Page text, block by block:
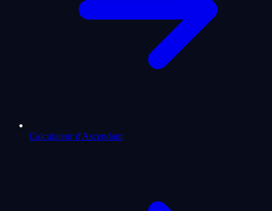
Calculateur d'Ascendant